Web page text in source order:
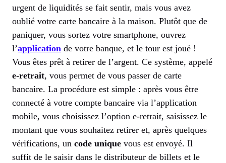
urgent de liquidités se fait sentir, mais vous avez
oublié votre carte bancaire à la maison. Plutôt que de
paniquer, vous sortez votre smartphone, ouvrez
l’application de votre banque, et le tour est joué !
Vous êtes prêt à retirer de l’argent. Ce système, appelé
e-retrait, vous permet de vous passer de carte
bancaire. La procédure est simple : après vous être
connecté à votre compte bancaire via l’application
mobile, vous choisissez l’option e-retrait, saisissez le
montant que vous souhaitez retirer et, après quelques
vérifications, un code unique vous est envoyé. Il
suffit de le saisir dans le distributeur de billets et le